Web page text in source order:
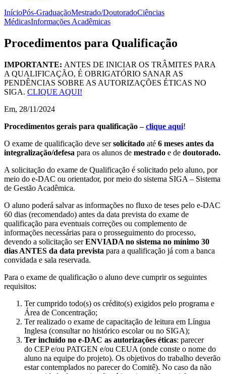
InícioPós-GraduaçãoMestrado/DoutoradoCiências
MédicasInformações Acadêmicas
Procedimentos para Qualificação
IMPORTANTE: ANTES DE INICIAR OS TRÂMITES PARA
A QUALIFICAÇÃO, É OBRIGATÓRIO SANAR AS
PENDÊNCIAS SOBRE AS AUTORIZAÇÕES ÉTICAS NO
SIGA. CLIQUE AQUI!
Em, 28/11/2024
Procedimentos gerais para qualificação –clique aqui!
O exame de qualificação deve sersolicitado até 6 meses antes da
integralização/defesa para os alunos de mestrado e de doutorado.
A solicitação do exame de Qualificação é solicitado pelo aluno, por
meio do e-DAC ou orientador, por meio do sistema SIGA – Sistema
de Gestão Acadêmica.
O aluno poderá salvar as informações no fluxo de teses pelo e-DAC
60 dias (recomendado) antes da data prevista do exame de
qualificação para eventuais correções ou complemento de
informações necessárias para o prosseguimento do processo,
devendo a solicitação serENVIADA no sistema no mínimo 30
dias ANTES da data prevista para a qualificação já com a banca
convidada e sala reservada.
Para o exame de qualificação o aluno deve cumprir os seguintes
requisitos:
Ter cumprido todo(s) os crédito(s) exigidos pelo programa e
Área de Concentração;
Ter realizado o exame de capacitação de leitura em Língua
Inglesa (consultar no histórico escolar ou no SIGA);
Ter incluído no e-DAC as autorizações éticas: parecer
do CEP e/ou PATGEN e/ou CEUA (onde conste o nome do
aluno na equipe do projeto). Os objetivos do trabalho deverão
estar contemplados no parecer do Comitê). No caso da não